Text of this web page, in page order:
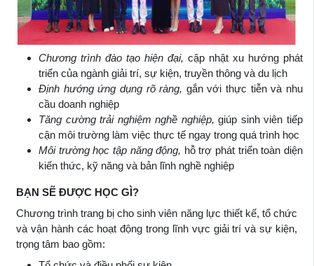
Chương trình đào tạo hiện đại, cập nhật xu hướng phát
triển của ngành giải trí, sự kiện, truyền thông và du lịch
Định hướng ứng dụng rõ ràng, gắn với thực tiễn và nhu
cầu doanh nghiệp
Tăng cường trải nghiệm nghề nghiệp, giúp sinh viên tiếp
cận môi trường làm việc thực tế ngay trong quá trình học
Môi trường học tập năng động, hỗ trợ phát triển toàn diện
kiến thức, kỹ năng và bản lĩnh nghề nghiệp
BẠN SẼ ĐƯỢC HỌC GÌ?
Chương trình trang bị cho sinh viên năng lực thiết kế, tổ chức
và vận hành các hoạt động trong lĩnh vực giải trí và sự kiện,
trọng tâm bao gồm: